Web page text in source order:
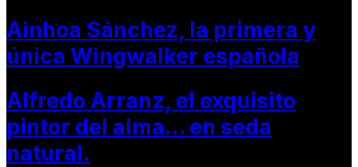
Ainhoa Sánchez, la primera y
única Wingwalker española
Alfredo Arranz, el exquisito
pintor del alma… en seda
natural.